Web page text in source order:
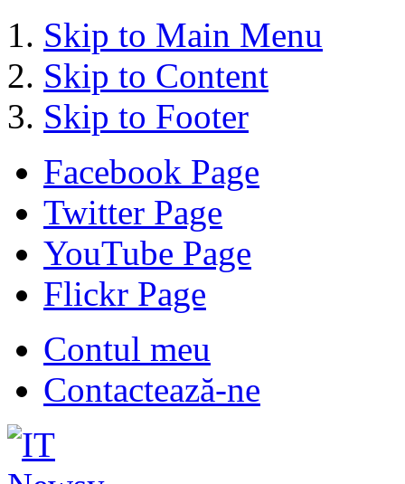
Skip to Main Menu
Skip to Content
Skip to Footer
Facebook Page
Twitter Page
YouTube Page
Flickr Page
Contul meu
Contactează-ne